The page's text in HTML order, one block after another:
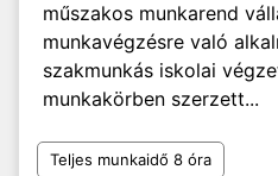
műszakos munkarend
munkavégzésre való
szakmunkás iskolai
munkakörben szerzett...
Teljes munkaidő 8 óra